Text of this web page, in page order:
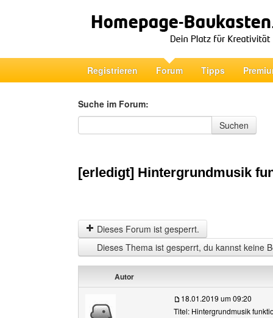
Registrieren Forum Tipps
Suche im Forum:
Suche im Forum
Suchen
[erledigt] Hintergrundmusik
Dieses Forum ist gesperrt.
Dieses Thema ist gesperrt, du kannst keine
Autor
18.01.2019 um 09:20
Titel: Hintergrundmusik